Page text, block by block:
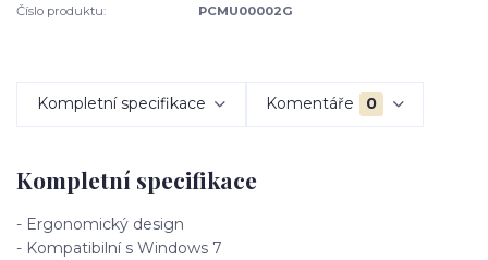
Číslo produktu: PCMU00002G
Kompletní specifikace Komentáře 0
Kompletní specifikace
- Ergonomický design
- Kompatibilní s Windows 7